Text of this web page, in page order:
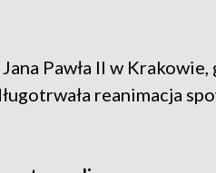
Pawła II w
reanimacja